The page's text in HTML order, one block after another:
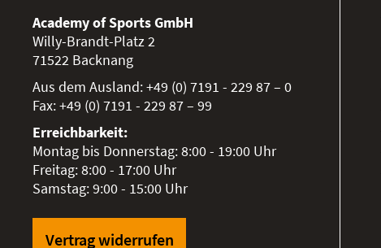
Academy of Sports GmbH
Willy-Brandt-Platz 2
71522 Backnang
Aus dem Ausland:+49 (0) 7191 - 229 87 – 0
Fax:+49 (0) 7191 - 229 87 – 99
Erreichbarkeit:
Montag bis Donnerstag: 8:00 - 19:00 Uhr
Freitag: 8:00 - 17:00 Uhr
Samstag: 9:00 - 15:00 Uhr
Vertrag widerrufen